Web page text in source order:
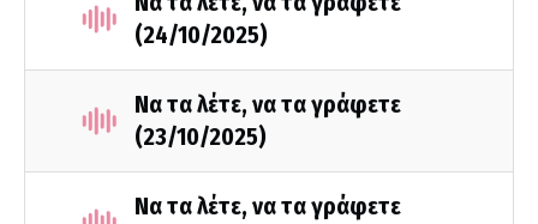
(24/10/2025)
Να τα λέτε, να τα γράφετε
(23/10/2025)
Να τα λέτε, να τα γράφετε